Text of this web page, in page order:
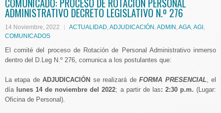
COMUNICADO: PROCESO DE ROTACIÓN PERSONAL
ADMINISTRATIVO DECRETO LEGISLATIVO N.º 276
14 Noviembre, 2022 ACTUALIDAD,ADJUDICACIÓN ,ADMIN ,AGA,AGI ,
COMUNICADOS
El comité del proceso de Rotación de Personal Administrativo inmerso
dentro del D.Leg N.º 276, comunica a los postulantes que:
La etapa deADJUDICACIÓN se realizará deFORMA PRESENCIAL, el
día lunes 14 de noviembre del 2022; a partir de las: 2:30 p.m.(Lugar:
Oficina de Personal).